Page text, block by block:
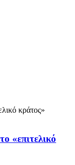
«επιτελικό